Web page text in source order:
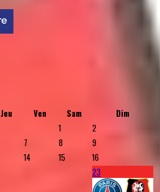
Jeu Ven Sam
Dim
1
2
7 8
9
14 15 16
23